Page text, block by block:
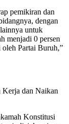
pemikiran dan
dengan
untuk
menjadi 0 persen
Partai Buruh,”
dan Naikan
Konstitusi